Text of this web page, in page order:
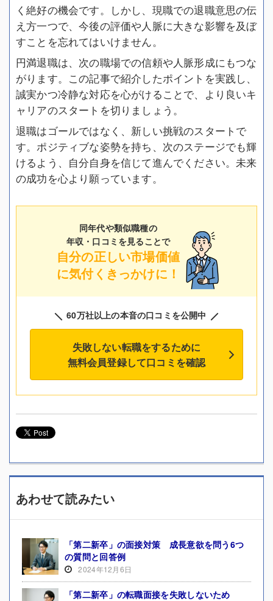
く絶好の機会です。しかし、現職での退職意思の伝
え方一つで、今後の評価や人脈に大きな影響を及ぼ
すことを忘れてはいけません。
円満退職は、次の職場での信頼や人脈形成にもつな
がります。この記事で紹介したポイントを実践し、
誠実かつ冷静な対応を心がけることで、より良いキ
ャリアのスタートを切りましょう。
退職はゴールではなく、新しい挑戦のスタートで
す。ポジティブな姿勢を持ち、次のステージでも輝
けるよう、自分自身を信じて進んでください。未来
の成功を心より願っています。
同年代や類似職種の
年収・口コミを見ることで
自分の正しい市場価値
に気付くきっかけに！
60万社以上の本音の口コミを公開中
失敗しない転職をするために
無料会員登録して口コミを確認
あわせて読みたい
「第二新卒」の面接対策 成長意欲を問う6つ
の質問と回答例
2024年12月6日
「第二新卒」の転職面接を失敗しないため